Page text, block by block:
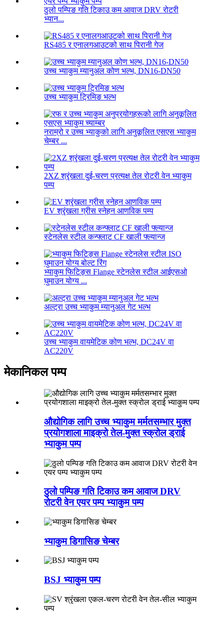
ठुलो पम्पिङ गति टिकाउ कम आवाज DRV रोटरी
भ्यान...
RS485 र एनालगआउटको साथ पिरानी गेज
उच्च भ्याकुम म्यानुअल कोण भल्भ, DN16-DN50
उच्च भ्याकुम ट्रिमिङ भल्भ
नराम्रो र उच्च भ्याकुको लागि अनुकूलित एसएस भ्याकुम
चेम्बर ...
2XZ श्रृंखला दुई-चरण प्रत्यक्ष तेल रोटरी वेन भ्याकुम
पम्प
EV श्रृंखला ग्रीस स्नेहन आणविक पम्प
स्टेनलेस स्टील कन्फ्लाट CF खाली फ्ल्यान्ज
भ्याकुम फिटिङ्स Flange स्टेनलेस स्टील आईएसओ
घुमाउन योग्य ...
अल्ट्रा उच्च भ्याकुम म्यानुअल गेट भल्भ
उच्च भ्याकुम वायमेटिक कोण भल्भ, DC24V वा
AC220V
मेकानिकल पम्प
औद्योगिक लागि उच्च भ्याकुम मर्मतसम्भार मुक्त
प्रयोगशाला माइक्रो तेल-मुक्त स्क्रोल ड्राई
भ्याकुम पम्प
ठुलो पम्पिङ गति टिकाउ कम आवाज DRV
रोटरी वेन एयर पम्प भ्याकुम पम्प
भ्याकुम डिगासिङ चेम्बर
BSJ भ्याकुम पम्प